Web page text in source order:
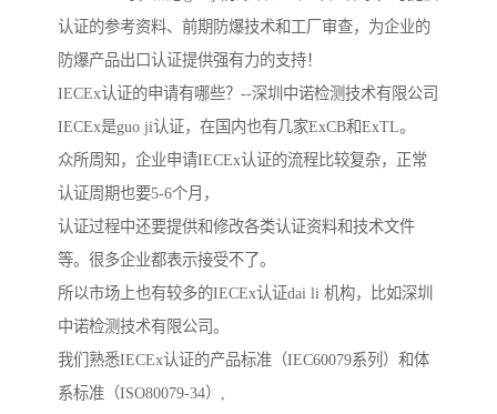
认证的参考资料、前期防爆技术和工厂审查，为企业的
防爆产品出口认证提供强有力的支持！
IECEx认证的申请有哪些？--深圳中诺检测技术有限公司
IECEx是guo ji认证，在国内也有几家ExCB和ExTL。
众所周知，企业申请IECEx认证的流程比较复杂，正常
认证周期也要5-6个月，
认证过程中还要提供和修改各类认证资料和技术文件
等。很多企业都表示接受不了。
所以市场上也有较多的IECEx认证dai li 机构，比如深圳
中诺检测技术有限公司。
我们熟悉IECEx认证的产品标准（IEC60079系列）和体
系标准（ISO80079-34）,